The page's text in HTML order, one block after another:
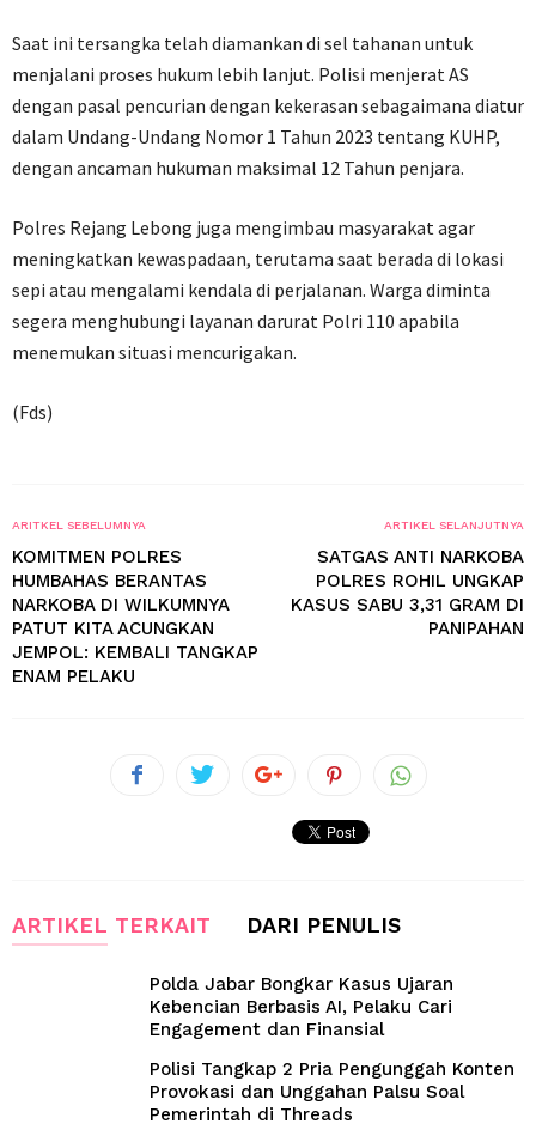
Saat ini tersangka telah diamankan di sel tahanan untuk
menjalani proses hukum lebih lanjut. Polisi menjerat AS
dengan pasal pencurian dengan kekerasan sebagaimana diatur
dalam Undang-Undang Nomor 1 Tahun 2023 tentang KUHP,
dengan ancaman hukuman maksimal 12 Tahun penjara.
Polres Rejang Lebong juga mengimbau masyarakat agar
meningkatkan kewaspadaan, terutama saat berada di lokasi
sepi atau mengalami kendala di perjalanan. Warga diminta
segera menghubungi layanan darurat Polri 110 apabila
menemukan situasi mencurigakan.
(Fds)
ARITKEL SEBELUMNYA
KOMITMEN POLRES
HUMBAHAS BERANTAS
NARKOBA DI WILKUMNYA
PATUT KITA ACUNGKAN
JEMPOL: KEMBALI TANGKAP
ENAM PELAKU
ARTIKEL SELANJUTNYA
SATGAS ANTI NARKOBA
POLRES ROHIL UNGKAP
KASUS SABU 3,31 GRAM DI
PANIPAHAN
ARTIKEL TERKAIT DARI PENULIS
Polda Jabar Bongkar Kasus Ujaran
Kebencian Berbasis AI, Pelaku Cari
Engagement dan Finansial
Polisi Tangkap 2 Pria Pengunggah Konten
Provokasi dan Unggahan Palsu Soal
Pemerintah di Threads